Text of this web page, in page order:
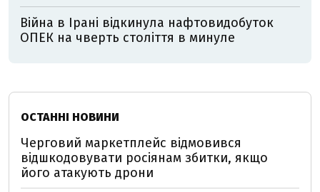
Війна в Ірані відкинула нафтовидобуток
ОПЕК на чверть століття в минуле
ОСТАННІ НОВИНИ
Черговий маркетплейс відмовився
відшкодовувати росіянам збитки, якщо
його атакують дрони